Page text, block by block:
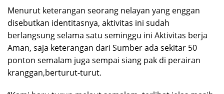
Menurut keterangan seorang nelayan yang enggan
disebutkan identitasnya, aktivitas ini sudah
berlangsung selama satu seminggu ini Aktivitas berja
Aman, saja keterangan dari Sumber ada sekitar 50
ponton semalam juga sempai siang pak di perairan
kranggan,berturut-turut.